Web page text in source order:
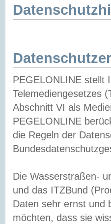
PEGELONLINE stellt
Telemediengesetzes
Abschnitt VI als
PEGELONLINE
die Regeln der
Die Wasserstraßen-
und das ITZBund
Daten sehr ernst und
möchten, dass sie